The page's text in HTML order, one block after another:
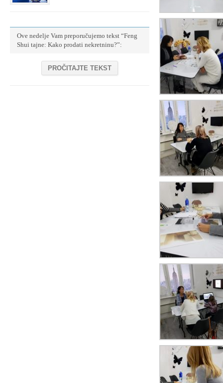
Ove nedelje Vam preporučujemo tekst “Feng
Shui tajne: Kako prodati nekretninu?”:
PROČITAJTE TEKST